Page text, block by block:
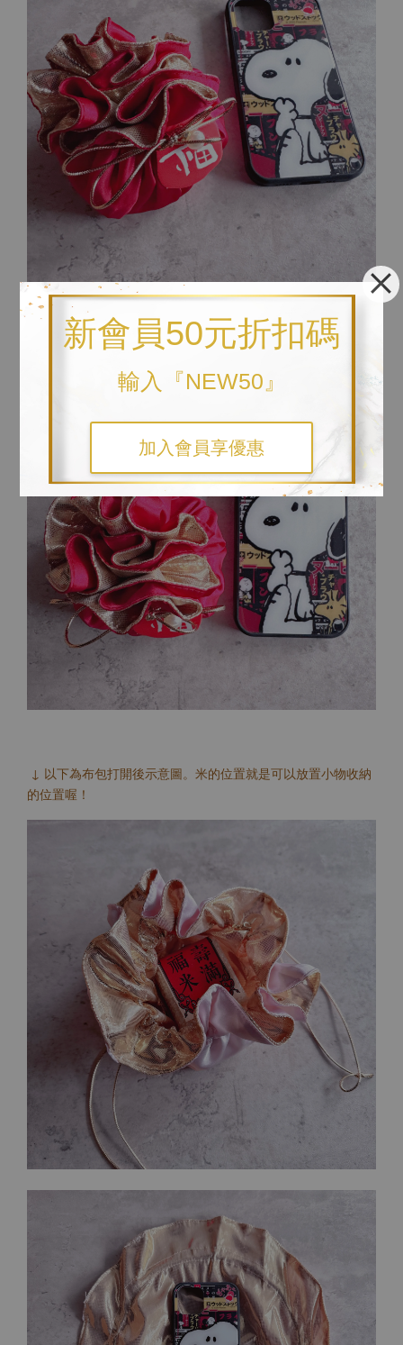
新會員50元折扣碼
輸入『NEW50』
加入會員享優惠
↓ 以下為與比例尺之對照圖。參考比例尺為iphone12pro手機
↓ 以下為布包打開後示意圖。米的位置就是可以放置小物收納
的位置喔！